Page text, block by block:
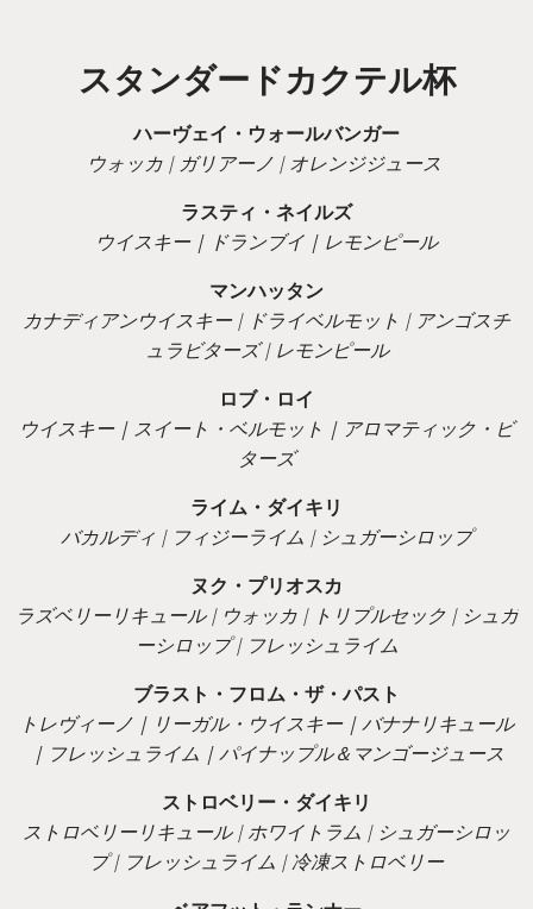
スタンダードカクテル杯
ハーヴェイ・ウォールバンガー
ウォッカ | ガリアーノ | オレンジジュース
ラスティ・ネイルズ
ウイスキー｜ドランブイ｜レモンピール
マンハッタン
カナディアンウイスキー | ドライベルモット | アンゴスチ
ュラビターズ | レモンピール
ロブ・ロイ
ウイスキー｜スイート・ベルモット｜アロマティック・ビ
ターズ
ライム・ダイキリ
バカルディ | フィジーライム | シュガーシロップ
ヌク・プリオスカ
ラズベリーリキュール | ウォッカ | トリプルセック | シュガ
ーシロップ | フレッシュライム
ブラスト・フロム・ザ・パスト
トレヴィーノ｜リーガル・ウイスキー｜バナナリキュール
｜フレッシュライム｜パイナップル＆マンゴージュース
ストロベリー・ダイキリ
ストロベリーリキュール | ホワイトラム | シュガーシロッ
プ | フレッシュライム | 冷凍ストロベリー